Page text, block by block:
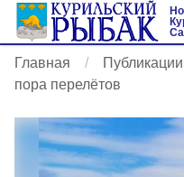
Главная Публикации
пора перелётов